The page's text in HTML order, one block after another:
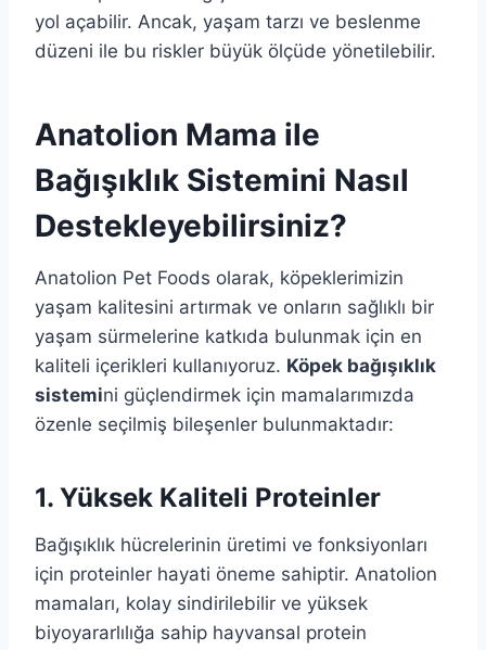
yol açabilir. Ancak, yaşam tarzı ve beslenme
düzeni ile bu riskler büyük ölçüde yönetilebilir.
Anatolion Mama ile
Bağışıklık Sistemini Nasıl
Destekleyebilirsiniz?
Anatolion Pet Foods olarak, köpeklerimizin
yaşam kalitesini artırmak ve onların sağlıklı bir
yaşam sürmelerine katkıda bulunmak için en
kaliteli içerikleri kullanıyoruz. Köpek bağışıklık
sistemini güçlendirmek için mamalarımızda
özenle seçilmiş bileşenler bulunmaktadır:
1. Yüksek Kaliteli Proteinler
Bağışıklık hücrelerinin üretimi ve fonksiyonları
için proteinler hayati öneme sahiptir. Anatolion
mamaları, kolay sindirilebilir ve yüksek
biyoyararlılığa sahip hayvansal protein